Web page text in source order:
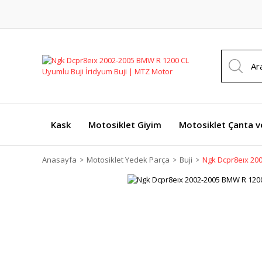
Kask Motosiklet Giyim Motosiklet Çanta
Anasayfa Motosiklet Yedek Parça Buji Ngk Dcpr8eıx